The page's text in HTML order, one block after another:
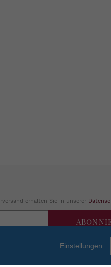
erhalten Sie in unserer
Einstellungen